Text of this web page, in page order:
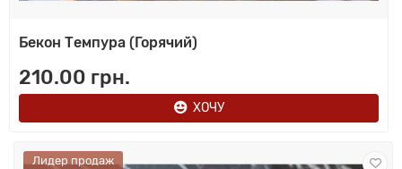
Бекон Темпура (Горячий)
210.00 грн.
ХОЧУ
Лидер продаж